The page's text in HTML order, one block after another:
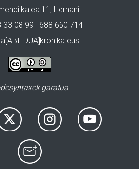
kalea 11, Hernani
33 08 99 · 688 660 714 ·
garatua